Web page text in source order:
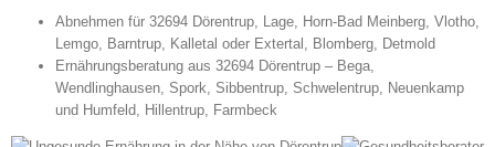
Abnehmen für 32694 Dörentrup, Lage, Horn-Bad Meinberg, Vlotho,
Lemgo, Barntrup, Kalletal oder Extertal, Blomberg, Detmold
Ernährungsberatung aus 32694 Dörentrup – Bega,
Wendlinghausen, Spork, Sibbentrup, Schwelentrup, Neuenkamp
und Humfeld, Hillentrup, Farmbeck